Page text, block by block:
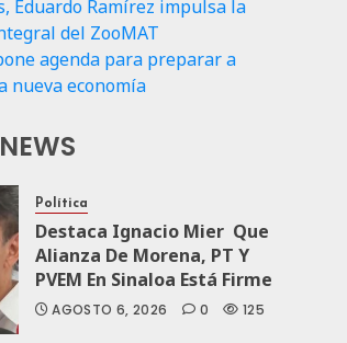
Eduardo Ramírez impulsa la
del ZooMAT
agenda para preparar a
nueva economía
Política
Destaca Ignacio Mier Que
Alianza De Morena, PT Y
PVEM En Sinaloa Está Firme
AGOSTO 6, 2026 0 125